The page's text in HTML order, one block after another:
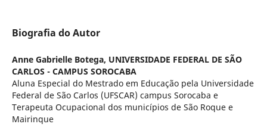
Biografia do Autor
Anne Gabrielle Botega, UNIVERSIDADE FEDERAL DE SÃO
CARLOS - CAMPUS SOROCABA
Aluna Especial do Mestrado em Educação pela Universidade
Federal de São Carlos (UFSCAR) campus Sorocaba e
Terapeuta Ocupacional dos municípios de São Roque e
Mairinque